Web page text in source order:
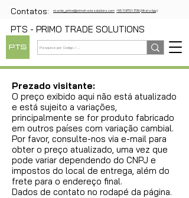
Contatos: ricardo_primo@primotradesolutions.com +55 11 97721-1739 (WhatsApp)
PTS - PRIMO TRADE SOLUTIONS
Prezado visitante:
O preço exibido aqui não está atualizado
e está sujeito a variações,
principalmente se for produto fabricado
em outros países com variação cambial.
Por favor, consulte-nos via e-mail para
obter o preço atualizado, uma vez que
pode variar dependendo do CNPJ e
impostos do local de entrega, além do
frete para o endereço final.
Dados de contato no rodapé da página.